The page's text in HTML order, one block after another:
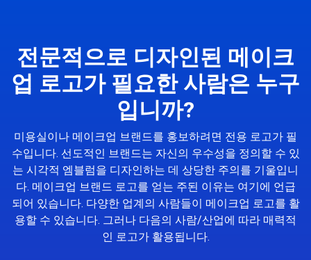
전문적으로 디자인된 메이크
업 로고가 필요한 사람은 누구
입니까?
미용실이나 메이크업 브랜드를 홍보하려면 전용 로고가 필
수입니다. 선도적인 브랜드는 자신의 우수성을 정의할 수 있
는 시각적 엠블럼을 디자인하는 데 상당한 주의를 기울입니
다. 메이크업 브랜드 로고를 얻는 주된 이유는 여기에 언급
되어 있습니다. 다양한 업계의 사람들이 메이크업 로고를 활
용할 수 있습니다. 그러나 다음의 사람/산업에 따라 매력적
인 로고가 활용됩니다.